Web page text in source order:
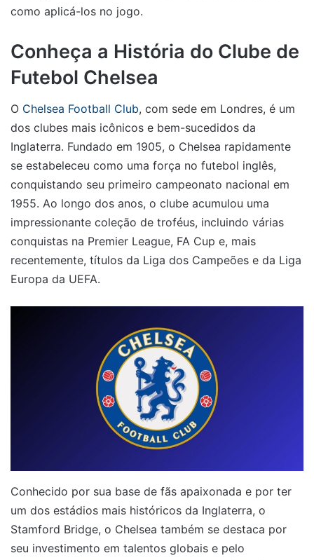
como aplicá-los no jogo.
Conheça a História do Clube de
Futebol Chelsea
O Chelsea Football Club, com sede em Londres, é um
dos clubes mais icônicos e bem-sucedidos da
Inglaterra. Fundado em 1905, o Chelsea rapidamente
se estabeleceu como uma força no futebol inglês,
conquistando seu primeiro campeonato nacional em
1955. Ao longo dos anos, o clube acumulou uma
impressionante coleção de troféus, incluindo várias
conquistas na Premier League, FA Cup e, mais
recentemente, títulos da Liga dos Campeões e da Liga
Europa da UEFA.
Conhecido por sua base de fãs apaixonada e por ter
um dos estádios mais históricos da Inglaterra, o
Stamford Bridge, o Chelsea também se destaca por
seu investimento em talentos globais e pelo